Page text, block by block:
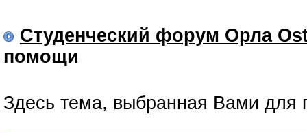
Студенческий форум Орла
помощи
Здесь тема, выбранная Вами для